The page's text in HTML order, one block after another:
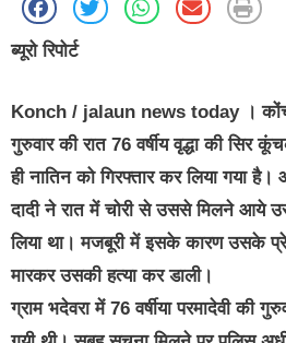
ब्यूरो रिपोर्ट
Konch / jalaun news today ।
गुरुवार की रात 76 वर्षीय वृद्धा की सिर
ही नातिन को गिरफ्तार कर लिया गया है।
दादी ने रात में चोरी से उससे मिलने आये
लिया था। मजबूरी में इसके कारण उसके
मारकर उसकी हत्या कर डाली।
ग्राम भदेवरा में 76 वर्षीया परमादेवी की